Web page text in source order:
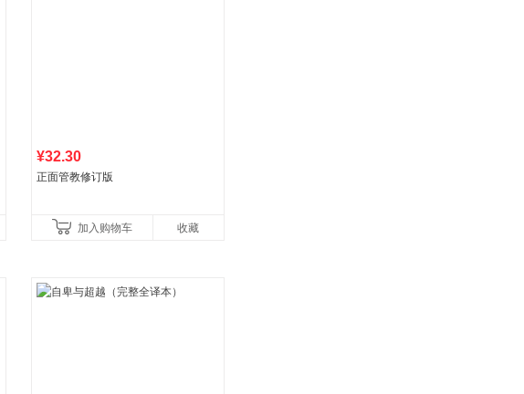
¥32.30
正面管教修订版
加入购物车 收藏